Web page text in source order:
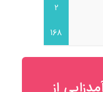
2
168
از